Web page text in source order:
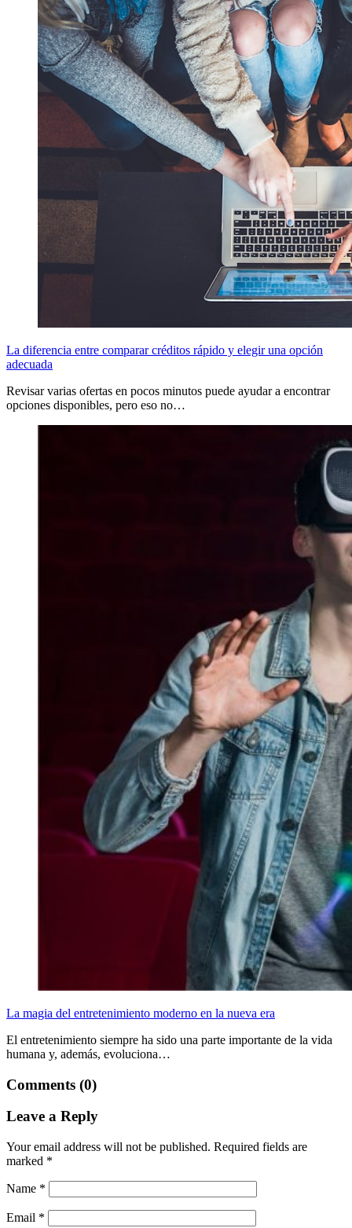
La diferencia entre comparar créditos rápido y elegir una opción
adecuada
Revisar varias ofertas en pocos minutos puede ayudar a encontrar
opciones disponibles, pero eso no…
La magia del entretenimiento moderno en la nueva era
El entretenimiento siempre ha sido una parte importante de la vida
humana y, además, evoluciona…
Comments (0)
Leave a Reply
Your email address will not be published. Required fields are
marked *
Name *
Email *